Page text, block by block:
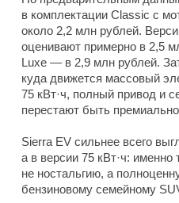
в комплектации Classic с
около 2,2 млн рублей.
оценивают примерно в 2,5
Luxe — в 2,9 млн рублей.
куда движется массовый
75 кВт·ч, полный привод и
перестают быть
Sierra EV сильнее всего
а в версии 75 кВт·ч: именно
не ностальгию, а
бензиновому семейному